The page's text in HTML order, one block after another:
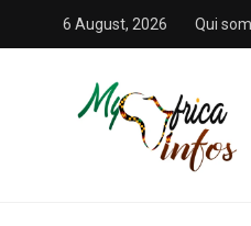
6 August, 2026 Qui